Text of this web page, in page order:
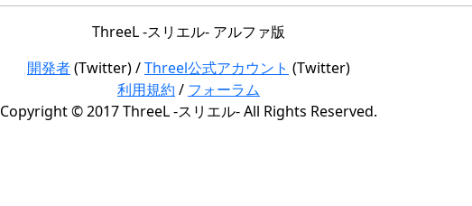
ThreeL -スリエル- アルファ版
開発者(Twitter) /Threel公式アカウント (Twitter)
利用規約 / フォーラム
Copyright © 2017 ThreeL -スリエル- All Rights Reserved.